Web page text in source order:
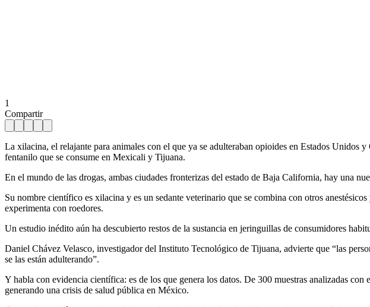
1
Compartir
La xilacina, el relajante para animales con el que ya se adulteraban opioides en Estados Unidos
fentanilo que se consume en Mexicali y Tijuana.
En el mundo de las drogas, ambas ciudades fronterizas del estado de Baja California, hay una
Su nombre científico es xilacina y es un sedante veterinario que se combina con otros
experimenta con roedores.
Un estudio inédito aún ha descubierto restos de la sustancia en jeringuillas de consumidores
Daniel Chávez Velasco, investigador del Instituto Tecnológico de Tijuana, advierte que “las
se las están adulterando”.
Y habla con evidencia científica: es de los que genera los datos. De 300 muestras analizadas
generando una crisis de salud pública en México.